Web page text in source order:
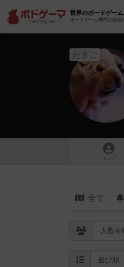
世界のボードゲーム
ボードゲーム専門の総合
たまご
トップ
全て